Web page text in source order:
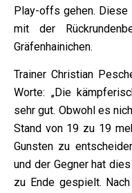
Play-offs gehen. Diese
mit der
Gräfenhainichen.
Trainer Christian
Worte: „Die
sehr gut. Obwohl es
Stand von 19 zu 19
Gunsten zu
und der Gegner hat
zu Ende gespielt.